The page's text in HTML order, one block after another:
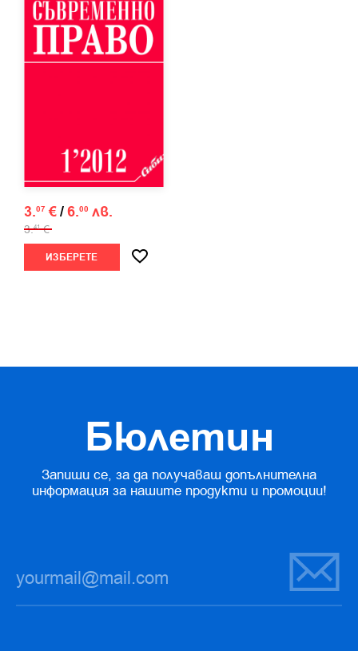
3.07 €/6.00 лв.
3.41 €
ИЗБЕРЕТЕ
Бюлетин
Запиши се, за да получаваш допълнителна
информация за нашите продукти и промоции!